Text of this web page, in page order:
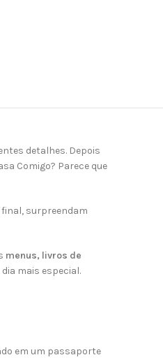
detalhes. Depois
Comigo? Parece que
surpreendam
menus, livros de
mais especial.
em um passaporte